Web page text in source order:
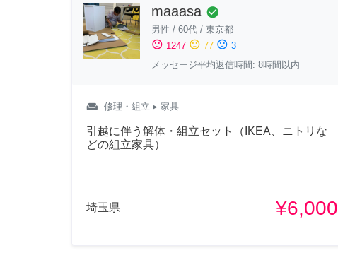
maaasa check_circle
男性 / 60代 / 東京都
sentiment_satisfied 1247 sentiment_neutral 77 sentiment_dissatisfied 3
メッセージ平均返信時間: 8時間以内
weekend 修理・組立 ▸ 家具
引越に伴う解体・組立セット（IKEA、ニトリな
どの組立家具）
埼玉県 ¥6,000